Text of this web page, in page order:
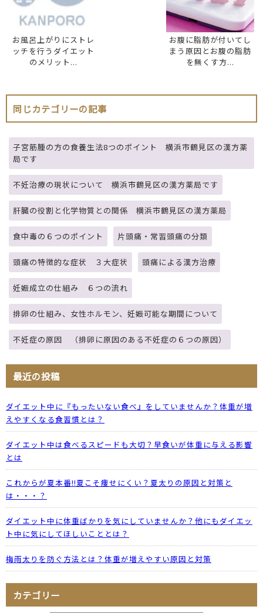
お風呂上がりにストレ
ッチを行うダイエット
のメリット...
お腹に脂肪が付いてし
まう原因とお腹の脂肪
を無くす方...
同じカテゴリーの記事
子宮筋腫の方の食養生法8つのポイント 横浜市鶴見区の漢方薬
局です
不妊治療の現状について 横浜市鶴見区の漢方薬局です
肝臓の役割と化学物質との関係 横浜市鶴見区の漢方薬局
食中毒の６つのポイント 片頭痛・常習頭痛の分類
頭痛の特徴的な症状 ３大症状 頭痛による漢方治療
妊娠成立の仕組み ６つの流れ
排卵の仕組み、女性ホルモン、妊娠可能な期間について
不妊症の原因 （排卵に原因のある不妊症の６つの原因）
最近の投稿
ダイエット中に『もったいない食べ』をしていませんか？体重が増
えやすくなる食習慣とは？
ダイエット中は食べるスピードも大切？早食いが体重に与える影響
とは
これからが夏本番!!夏こそ痩せにくい？夏太りの原因と対策と
は・・・？
ダイエット中に体重ばかりを気にしていませんか？他にもダイエッ
ト中に気にしてほしいこととは？
梅雨太りを防ぐ方法とは？体重が増えやすい原因と対策
カテゴリー